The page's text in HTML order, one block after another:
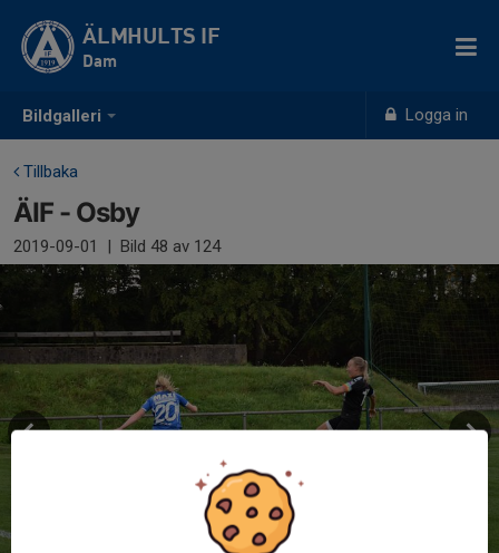
Bildgalleri Logga in
ÄLMHULTS IF
Dam
Tillbaka
ÄIF - Osby
2019-09-01 | Bild 48 av 124